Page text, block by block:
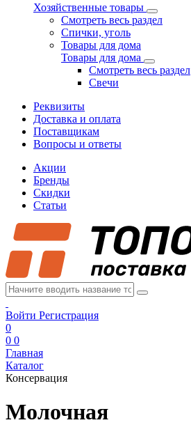
Хозяйственные товары
Смотреть весь раздел
Спички, уголь
Товары для дома
Товары для дома
Смотреть весь раздел
Свечи
Реквизиты
Доставка и оплата
Поставщикам
Вопросы и ответы
Акции
Бренды
Скидки
Статьи
Войти Регистрация
0
0 0
Главная
Каталог
Консервация
Молочная